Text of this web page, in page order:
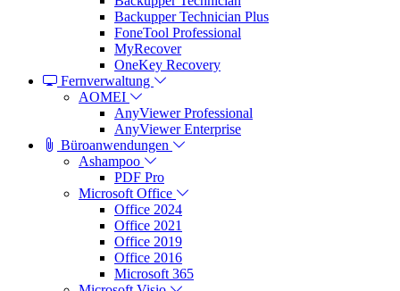
Backupper Technician Plus
FoneTool Professional
MyRecover
OneKey Recovery
Fernverwaltung
AOMEI
AnyViewer Professional
AnyViewer Enterprise
Büroanwendungen
Ashampoo
PDF Pro
Microsoft Office
Office 2024
Office 2021
Office 2019
Office 2016
Microsoft 365